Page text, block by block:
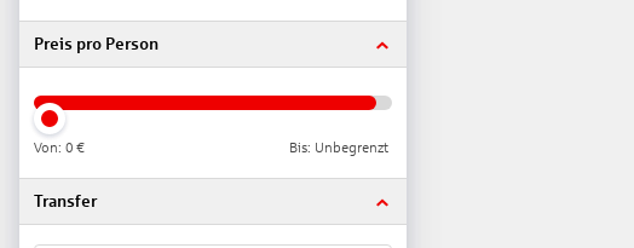
Preis pro Person
Von: 0 € Bis: Unbegrenzt
Transfer